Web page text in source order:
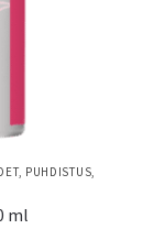
, PUHDISTUS,
ml